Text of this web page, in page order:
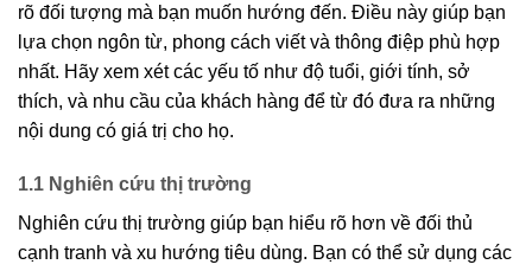
rõ đối tượng mà bạn muốn hướng đến. Điều này giúp bạn
lựa chọn ngôn từ, phong cách viết và thông điệp phù hợp
nhất. Hãy xem xét các yếu tố như độ tuổi, giới tính, sở
thích, và nhu cầu của khách hàng để từ đó đưa ra những
nội dung có giá trị cho họ.
1.1 Nghiên cứu thị trường
Nghiên cứu thị trường giúp bạn hiểu rõ hơn về đối thủ
cạnh tranh và xu hướng tiêu dùng. Bạn có thể sử dụng các